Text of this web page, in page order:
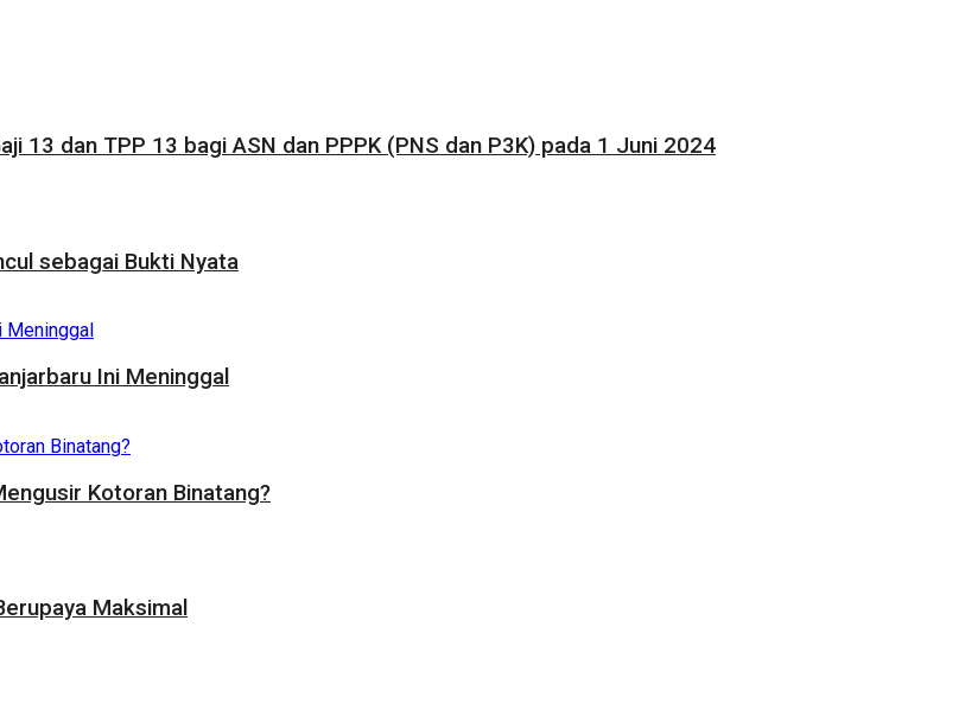
13 dan TPP 13 bagi ASN dan PPPK (PNS dan P3K) pada 1 Juni 2024
sebagai Bukti Nyata
Ini Meninggal
Kotoran Binatang?
Maksimal